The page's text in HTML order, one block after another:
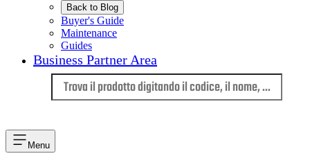
Back to Blog
Buyer's Guide
Maintenance
Guides
Business Partner Area
Menu